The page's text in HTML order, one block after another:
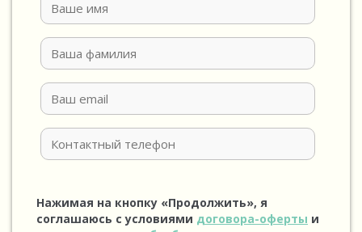
Нажимая на кнопку «Продолжить», я
соглашаюсь с условиями договора-оферты и